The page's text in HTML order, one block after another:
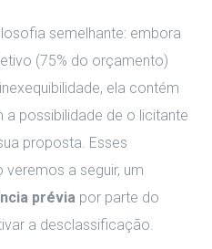
semelhante: embora
(75% do orçamento)
ela contém
a possibilidade de o licitante
proposta. Esses
a seguir, um
prévia por parte do
a desclassificação.